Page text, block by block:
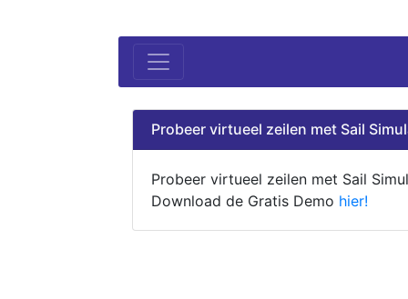
Probeer virtueel zeilen met Sail
Probeer virtueel zeilen met Sail
Download de Gratis Demo hier!